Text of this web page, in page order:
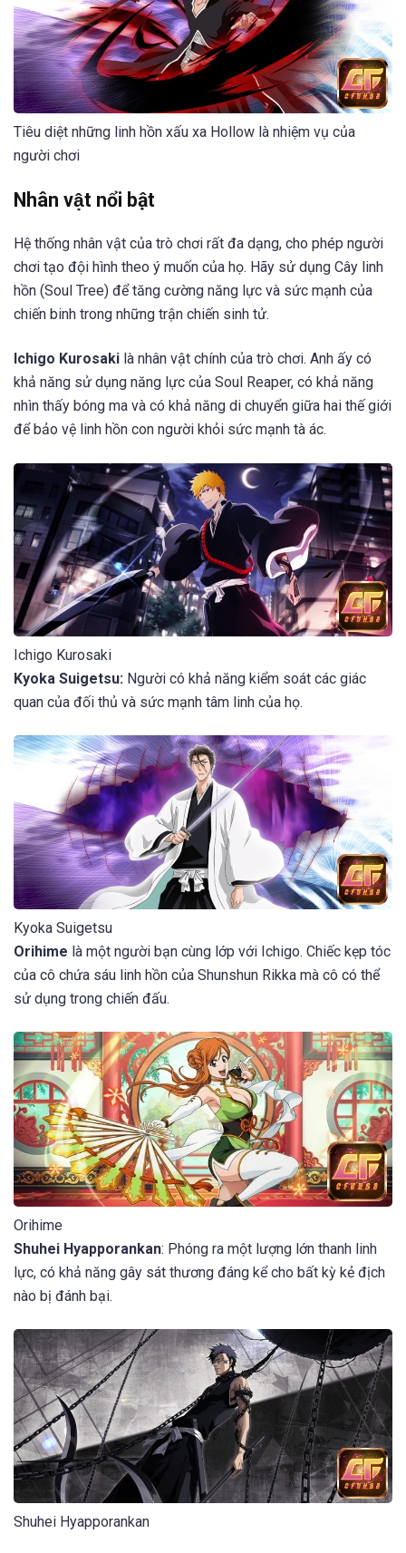
Tiêu diệt những linh hồn xấu xa Hollow là nhiệm vụ của
người chơi
Nhân vật nổi bật
Hệ thống nhân vật của trò chơi rất đa dạng, cho phép người
chơi tạo đội hình theo ý muốn của họ. Hãy sử dụng Cây linh
hồn (Soul Tree) để tăng cường năng lực và sức mạnh của
chiến binh trong những trận chiến sinh tử.
Ichigo Kurosaki là nhân vật chính của trò chơi. Anh ấy có
khả năng sử dụng năng lực của Soul Reaper, có khả năng
nhìn thấy bóng ma và có khả năng di chuyển giữa hai thế giới
để bảo vệ linh hồn con người khỏi sức mạnh tà ác.
Ichigo Kurosaki
Kyoka Suigetsu: Người có khả năng kiểm soát các giác
quan của đối thủ và sức mạnh tâm linh của họ.
Kyoka Suigetsu
Orihime là một người bạn cùng lớp với Ichigo. Chiếc kẹp tóc
của cô chứa sáu linh hồn của Shunshun Rikka mà cô có thể
sử dụng trong chiến đấu.
Orihime
Shuhei Hyapporankan: Phóng ra một lượng lớn thanh linh
lực, có khả năng gây sát thương đáng kể cho bất kỳ kẻ địch
nào bị đánh bại.
Shuhei Hyapporankan